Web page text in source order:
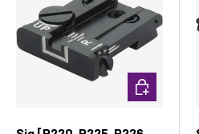
In den